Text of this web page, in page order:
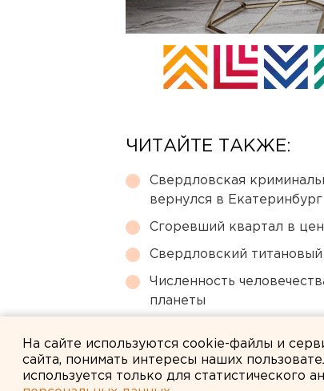
ЧИТАЙТЕ ТАКЖЕ:
Свердловская
вернулся в Екатеринбург
Сгоревший квартал в
Свердловский
Численность
планеты
На сайте используются cookie-файлы и
сайта, понимать интересы наших
используется только для статистического